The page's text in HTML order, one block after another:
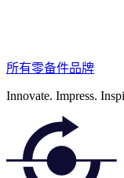
所有零备件品牌
Innovate. Impress.